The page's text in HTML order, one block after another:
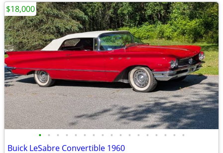
• • • • • • • • • • • • • • • • •
Buick LeSabre Convertible 1960
$18,000